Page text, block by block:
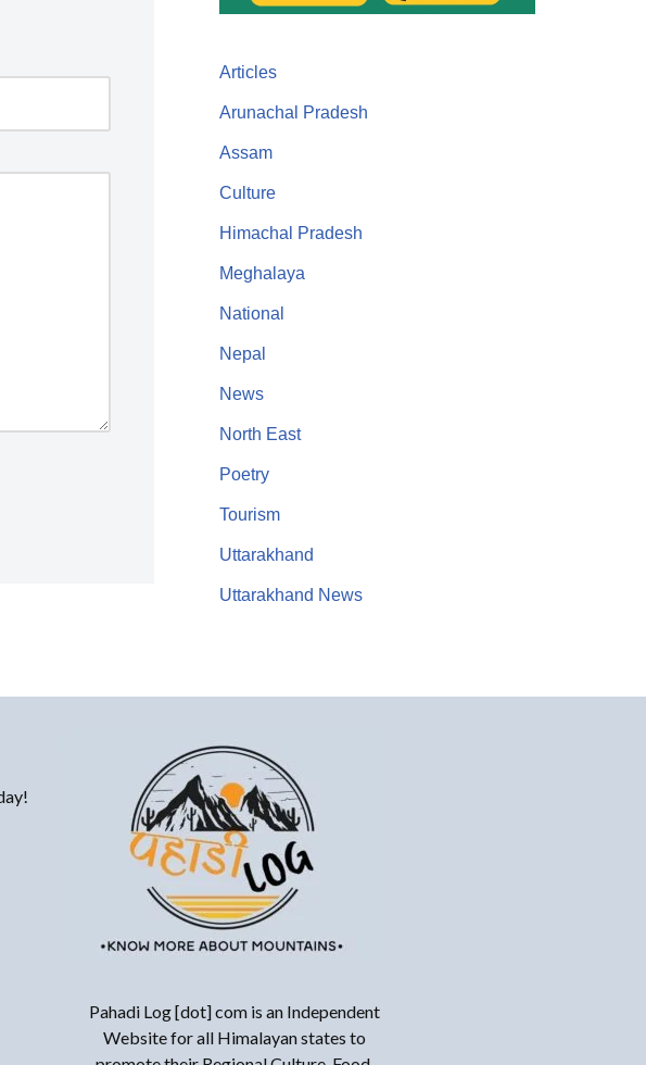
Articles
Arunachal Pradesh
Assam
Culture
Himachal Pradesh
Meghalaya
National
Nepal
News
North East
Poetry
Tourism
Uttarakhand
Uttarakhand News
Pahadi Log [dot] com is an Independent
Website for all Himalayan states to